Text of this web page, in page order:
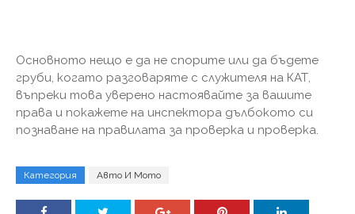
Основното нещо е да не спорите или да бъдете
груби, когато разговаряте с служителя на КАТ,
въпреки това уверено настоявайте за вашите
права и покажете на инспектора дълбокото си
познаване на правилата за проверка и проверка.
Категория Авто И Мото